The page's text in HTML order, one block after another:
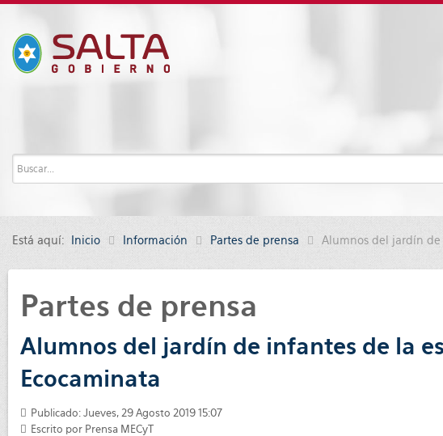
Está aquí: Inicio Información Partes de prensa Alumnos del jardín de
Partes de prensa
Alumnos del jardín de infantes de la
Ecocaminata
Publicado: Jueves, 29 Agosto 2019 15:07
Escrito por Prensa MECyT